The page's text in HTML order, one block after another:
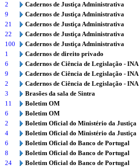
2
Cadernos de Justiça Administrativa
9
Cadernos de Justiça Administrativa
21
Cadernos de Justiça Administrativa
22
Cadernos de Justiça Administrativa
100
Cadernos de Justiça Administrativa
1
Cadernos de direito privado
6
Cadernos de Ciência de Legislação - INA
9
Cadernos de Ciência de Legislação - INA
2
Cadernos de Ciência de Legislação - INA
3
Brasões da sala de Sintra
11
Boletim OM
6
Boletim OM
2
Boletim Oficial do Ministério da Justiça
4
Boletim Oficial do Ministério da Justiça
6
Boletim Oficial do Banco de Portugal
8
Boletim Oficial do Banco de Portugal
24
Boletim Oficial do Banco de Portugal